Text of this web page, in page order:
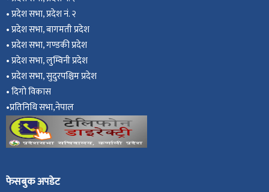
•प्रदेश सभा, प्रदेश नं. २
•प्रदेश सभा, बागमती प्रदेश
•प्रदेश सभा, गण्डकी प्रदेश
•प्रदेश सभा, लुम्विनी प्रदेश
•प्रदेश सभा, सुदुरपश्चिम प्रदेश
•दिगो विकास
•प्रतिनिधि सभा,नेपाल
फेसबुक अपडेट